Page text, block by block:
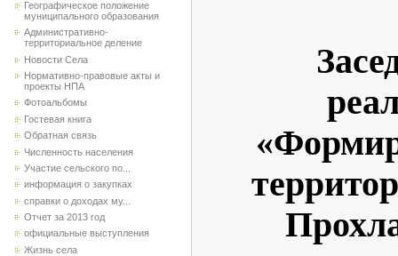
Географическое положение
муниципального образования
Административно-
территориальное деление
Новости Села
Нормативно-правовые акты и
проекты НПА
Фотоальбомы
Гостевая книга
Обратная связь
Численность населения
Участие сельского по...
информация о закупках
справки о доходах му...
Отчет за 2013 год
официальные выступления
Жизнь села